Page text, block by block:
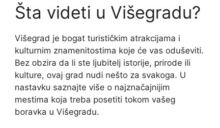
Šta videti u Višegradu?
Višegrad je bogat turističkim atrakcijama i
kulturnim znamenitostima koje će vas oduševiti.
Bez obzira da li ste ljubitelj istorije, prirode ili
kulture, ovaj grad nudi nešto za svakoga. U
nastavku saznajte više o najznačajnijim
mestima koja treba posetiti tokom vašeg
boravka u Višegradu.